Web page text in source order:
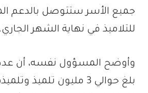
جميع الأسر ستتوصل
للتلاميذ في نهاية الشهر الجاري.
وأوضح المسؤول نفسه، أن
بلغ حوالي 3 مليون تلميذ